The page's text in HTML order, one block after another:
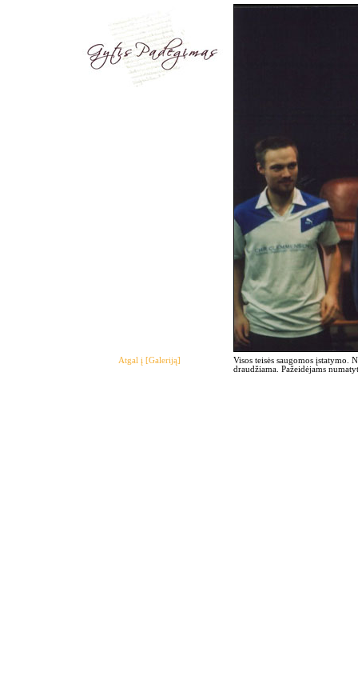
Atgal į [Galeriją]
Visos teisės saugomos
draudžiama. Pažeidėjams